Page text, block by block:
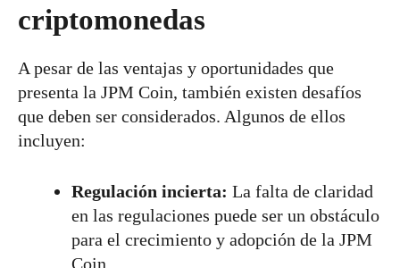
criptomonedas
A pesar de las ventajas y oportunidades que
presenta la JPM Coin, también existen desafíos
que deben ser considerados. Algunos de ellos
incluyen:
Regulación incierta: La falta de claridad
en las regulaciones puede ser un obstáculo
para el crecimiento y adopción de la JPM
Coin.